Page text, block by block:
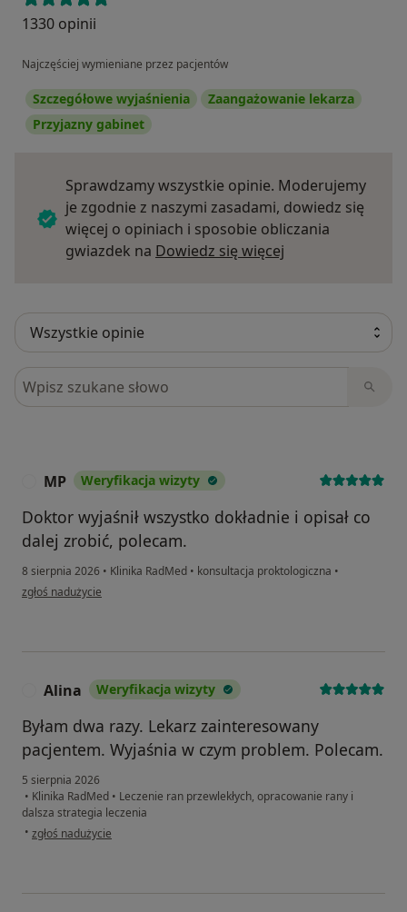
1330 opinii
Najczęściej wymieniane przez pacjentów
Szczegółowe wyjaśnienia
Zaangażowanie lekarza
Przyjazny gabinet
Sprawdzamy wszystkie opinie. Moderujemy
je zgodnie z naszymi zasadami, dowiedz się
więcej o opiniach i sposobie obliczania
gwiazdek na Dowiedz się więcej
Szukaj w opiniach
MP Weryfikacja wizyty
Doktor wyjaśnił wszystko dokładnie i opisał co
dalej zrobić, polecam.
8 sierpnia 2026 • Klinika RadMed • konsultacja proktologiczna •
w opinii użytkownika MP
zgłoś nadużycie
Alina Weryfikacja wizyty
Byłam dwa razy. Lekarz zainteresowany
pacjentem. Wyjaśnia w czym problem. Polecam.
5 sierpnia 2026
• Klinika RadMed • Leczenie ran przewlekłych, opracowanie rany i
dalsza strategia leczenia
• w opinii użytkownika Alina
zgłoś nadużycie